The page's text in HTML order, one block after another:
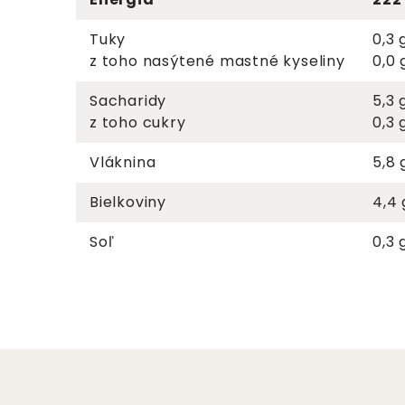
Tuky
z toho nasýtené mastné kyseliny
0,3
0,0
Sacharidy
z toho cukry
5,3
0,3
Vláknina
5,8
Bielkoviny
4,4
Soľ
0,3